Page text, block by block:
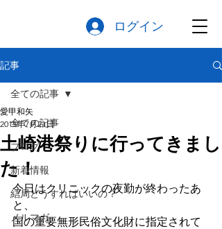
ログイン
記事
全ての記事
ブログ
新着情報
結局どうすればいいの？
メルマガ
全ての記事
土崎港祭りに行ってきまし
た！
愛甲和矢
2015年7月21日
今日はクリニックの夜勤が終わったあ
と、
国の重要無形民俗文化財に指定されて